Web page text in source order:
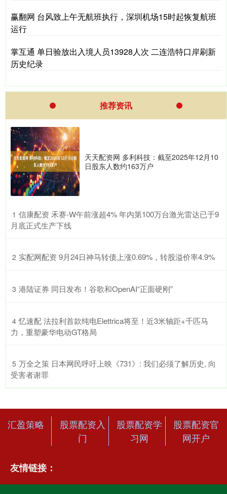
赢翻网 台风致上午无航班执行，深圳机场15时起恢复航班
运行
掌互通 单日验放出入境人员13928人次 二连浩特口岸刷新
历史纪录
推荐资讯
天天配资网 多利科技：截至2025年12月10
日股东人数约163万户
1 ​信康配资 禾赛-W午前涨超4% 年内第100万台激光雷达已于9
月底正式生产下线
2 ​实配网配资 9月24日神马转债上涨0.69%，转股溢价率4.9%
3 ​港陆证券 同日发布！谷歌和OpenAI“正面硬刚”
4 ​忆速配 法拉利首款纯电Elettrica将至！近3米轴距+千匹马
力，重塑豪华电动GT格局
5 ​万全之策 日本网民呼吁上映《731》: 我们必须了解历史, 向
受害者谢罪
汇盈策略
股票配资入
门
股票配资学
习网
股票配资官
网开户
友情链接：